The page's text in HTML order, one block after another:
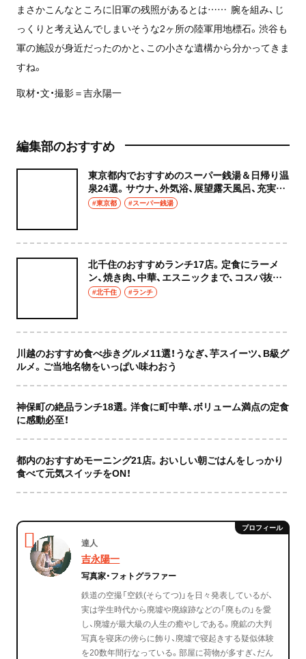
まさかこんなところに旧軍の残照があるとは…… 腕を組み、じ
っくりと考え込んでしまいそうな2ヶ所の陸軍用地標石。渋谷も
軍の施設が身近だったのかと、この小さな遺構から分かってきま
すね。
取材・文・撮影＝吉永陽一
編集部のおすすめ
東京都内でおすすめのスーパー銭湯＆日帰り温
泉24選。サウナ、外気浴、展望露天風呂、充実の
癒やし空間へ
#東京都 #スーパー銭湯
北千住のおすすめランチ17店。定食にラーメ
ン、焼き肉、中華、エスニックまで、コスパ抜群
な店もおしゃれな店も網羅してご紹介！
#北千住 #ランチ
川越のおすすめ食べ歩きグルメ11選！うなぎ、芋スイーツ、B級グ
ルメ。ご当地名物をいっぱい味わおう
神保町の絶品ランチ18選。洋食に町中華、ボリューム満点の定食
に感動必至！
都内のおすすめモーニング21店。おいしい朝ごはんをしっかり
食べて元気スイッチをON！
達人
吉永陽一
写真家・フォトグラファー
鉄道の空撮「空鉄(そらてつ)」を日々発表しているが、
実は学生時代から廃墟や廃線跡などの「廃もの」を愛
し、廃墟が最大級の人生の癒やしである。廃鉱の大判
写真を寝床の傍らに飾り、廃墟で寝起きする疑似体験
を20数年間行なっている。部屋に荷物が多すぎ、だん